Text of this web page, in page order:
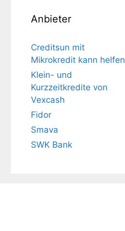
Anbieter
Creditsun mit
Mikrokredit kann helfen
Klein- und
Kurzzeitkredite von
Vexcash
Fidor
Smava
SWK Bank